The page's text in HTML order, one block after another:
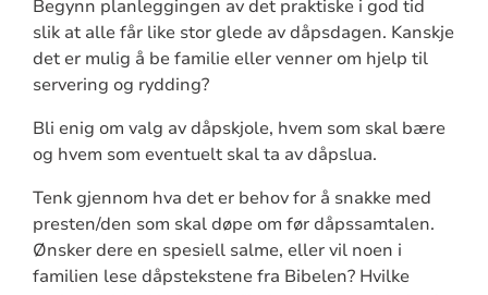
Begynn planleggingen av det praktiske i god tid
slik at alle får like stor glede av dåpsdagen. Kanskje
det er mulig å be familie eller venner om hjelp til
servering og rydding?
Bli enig om valg av dåpskjole, hvem som skal bære
og hvem som eventuelt skal ta av dåpslua.
Tenk gjennom hva det er behov for å snakke med
presten/den som skal døpe om før dåpssamtalen.
Ønsker dere en spesiell salme, eller vil noen i
familien lese dåpstekstene fra Bibelen? Hvilke